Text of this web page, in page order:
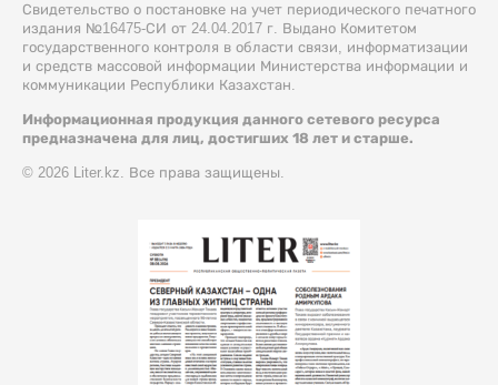
Свидетельство о постановке на учет периодического печатного
издания №16475-СИ от 24.04.2017 г. Выдано Комитетом
государственного контроля в области связи, информатизации
и средств массовой информации Министерства информации и
коммуникации Республики Казахстан.
Информационная продукция данного сетевого ресурса
предназначена для лиц, достигших 18 лет и старше.
© 2026 Liter.kz. Все права защищены.